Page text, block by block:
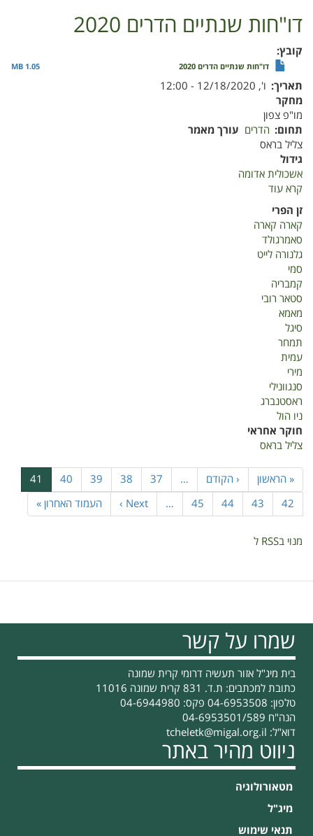
דו"חות שנתיים הדרים 2020
קובץ
דו"חות שנתיים הדרים 2020 1.05 MB
תאריך ו', 12/18/2020 - 12:00
מחקר
מו"פ צפון
תחום הדרים עורך מאמר
צליל בראס
גידול
אשכולית אדומה
קרא עוד
הדרים
2020
זן הפרי
קארה קארה
סאמרגולד
גלנורה לייט
סמי
קמבריה
סטאר רובי
מאמא
סיגל
תמחר
עמית
מירי
סנגוונילי
ראסטנברג
ניו הול
חוקר אחראי
צליל בראס
דפדוף
דף
ראשון
« הראשון
הדף
הקודם
‹ הקודם … דף
37 דף
38 דף
39 דף
40
דף
נוכחי
41
דף
42 דף
43 דף
44 דף
45
…
הדף
הבא
Next ›
הדף
האחרון
העמוד האחרון »
מנוי בRSS ל
שמרו על קשר
בית מיג"ל אזור תעשיה דרומי קרית שמונה
כתובת למכתבים: ת.ד. 831 קרית שמונה 11016
טלפון: 04-6953508 פקס: 04-6944980
הנה"ח 04-6953501/589
דוא"ל: tcheletk@migal.org.il
ניווט מהיר באתר
מטאורולוגיה
מיג"ל
תנאי שימוש